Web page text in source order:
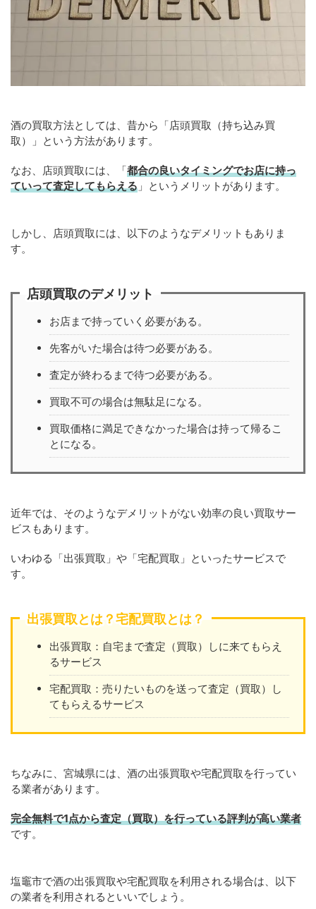
酒の買取方法としては、昔から「店頭買取（持ち込み買
取）」という方法があります。
なお、店頭買取には、「都合の良いタイミングでお店に持っ
ていって査定してもらえる 」というメリットがあります。
しかし、店頭買取には、以下のようなデメリットもありま
す。
店頭買取のデメリット
お店まで持っていく必要がある。
先客がいた場合は待つ必要がある。
査定が終わるまで待つ必要がある。
買取不可の場合は無駄足になる。
買取価格に満足できなかった場合は持って帰るこ
とになる。
近年では、そのようなデメリットがない効率の良い買取サー
ビスもあります。
いわゆる「出張買取」や「宅配買取」といったサービスで
す。
出張買取とは？宅配買取とは？
出張買取：自宅まで査定（買取）しに来てもらえ
るサービス
宅配買取：売りたいものを送って査定（買取）し
てもらえるサービス
ちなみに、宮城県には、酒の出張買取や宅配買取を行ってい
る業者があります。
完全無料で1点から査定（買取）を行っている評判が高い業者
です。
塩竈市で酒の出張買取や宅配買取を利用される場合は、以下
の業者を利用されるといいでしょう。